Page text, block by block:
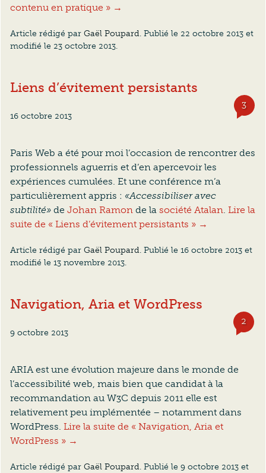
contenu en pratique » →
Article rédigé par Gaël Poupard. Publié le 22 octobre 2013 et
modifié le 23 octobre 2013.
3
Liens d’évitement persistants
16 octobre 2013
Paris Web a été pour moi l’occasion de rencontrer des
professionnels aguerris et d’en apercevoir les
expériences cumulées. Et une conférence m’a
particulièrement appris : «Accessibiliser avec
subtilité» de Johan Ramon de la société Atalan Lire la
suite de « Liens d’évitement persistants » →
Article rédigé par Gaël Poupard. Publié le 16 octobre 2013 et
modifié le 13 novembre 2013.
2
Navigation, Aria et WordPress
9 octobre 2013
ARIA est une évolution majeure dans le monde de
l’accessibilité web, mais bien que candidat à la
recommandation au W3C depuis 2011 elle est
relativement peu implémentée – notamment dans
WordPress. Lire la suite de « Navigation, Aria et
WordPress » →
Article rédigé par Gaël Poupard. Publié le 9 octobre 2013 et